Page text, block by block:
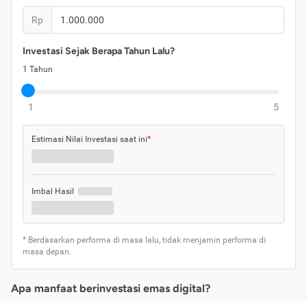
Rp
Investasi Sejak Berapa Tahun Lalu?
1 Tahun
1 5
Estimasi Nilai Investasi saat ini*
Imbal Hasil
* Berdasarkan performa di masa lalu, tidak menjamin performa di
masa depan.
Apa manfaat berinvestasi emas digital?